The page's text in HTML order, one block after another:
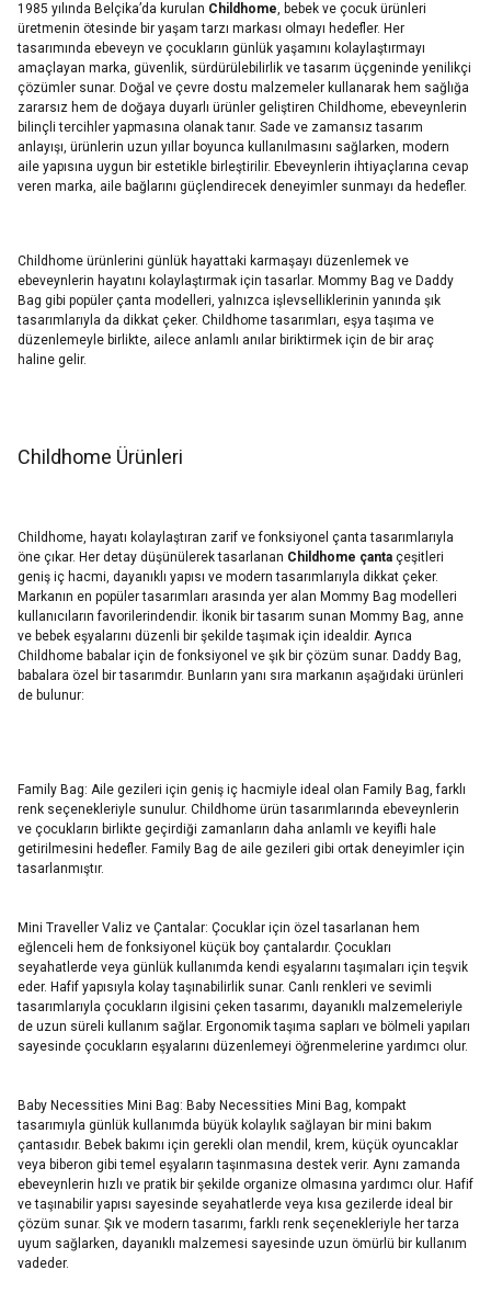
1985 yılında Belçika’da kurulan Childhome, bebek ve çocuk ürünleri
üretmenin ötesinde bir yaşam tarzı markası olmayı hedefler. Her
tasarımında ebeveyn ve çocukların günlük yaşamını kolaylaştırmayı
amaçlayan marka, güvenlik, sürdürülebilirlik ve tasarım üçgeninde yenilikçi
çözümler sunar. Doğal ve çevre dostu malzemeler kullanarak hem sağlığa
zararsız hem de doğaya duyarlı ürünler geliştiren Childhome, ebeveynlerin
bilinçli tercihler yapmasına olanak tanır. Sade ve zamansız tasarım
anlayışı, ürünlerin uzun yıllar boyunca kullanılmasını sağlarken, modern
aile yapısına uygun bir estetikle birleştirilir. Ebeveynlerin ihtiyaçlarına cevap
veren marka, aile bağlarını güçlendirecek deneyimler sunmayı da hedefler.
Childhome ürünlerini günlük hayattaki karmaşayı düzenlemek ve
ebeveynlerin hayatını kolaylaştırmak için tasarlar. Mommy Bag ve Daddy
Bag gibi popüler çanta modelleri, yalnızca işlevselliklerinin yanında şık
tasarımlarıyla da dikkat çeker. Childhome tasarımları, eşya taşıma ve
düzenlemeyle birlikte, ailece anlamlı anılar biriktirmek için de bir araç
haline gelir.
Childhome Ürünleri
Childhome, hayatı kolaylaştıran zarif ve fonksiyonel çanta tasarımlarıyla
öne çıkar. Her detay düşünülerek tasarlanan Childhome çanta çeşitleri
geniş iç hacmi, dayanıklı yapısı ve modern tasarımlarıyla dikkat çeker.
Markanın en popüler tasarımları arasında yer alan Mommy Bag modelleri
kullanıcıların favorilerindendir. İkonik bir tasarım sunan Mommy Bag, anne
ve bebek eşyalarını düzenli bir şekilde taşımak için idealdir. Ayrıca
Childhome babalar için de fonksiyonel ve şık bir çözüm sunar. Daddy Bag,
babalara özel bir tasarımdır. Bunların yanı sıra markanın aşağıdaki ürünleri
de bulunur:
Family Bag: Aile gezileri için geniş iç hacmiyle ideal olan Family Bag, farklı
renk seçenekleriyle sunulur. Childhome ürün tasarımlarında ebeveynlerin
ve çocukların birlikte geçirdiği zamanların daha anlamlı ve keyifli hale
getirilmesini hedefler. Family Bag de aile gezileri gibi ortak deneyimler için
tasarlanmıştır.
Mini Traveller Valiz ve Çantalar: Çocuklar için özel tasarlanan hem
eğlenceli hem de fonksiyonel küçük boy çantalardır. Çocukları
seyahatlerde veya günlük kullanımda kendi eşyalarını taşımaları için teşvik
eder. Hafif yapısıyla kolay taşınabilirlik sunar. Canlı renkleri ve sevimli
tasarımlarıyla çocukların ilgisini çeken tasarımı, dayanıklı malzemeleriyle
de uzun süreli kullanım sağlar. Ergonomik taşıma sapları ve bölmeli yapıları
sayesinde çocukların eşyalarını düzenlemeyi öğrenmelerine yardımcı olur.
Baby Necessities Mini Bag: Baby Necessities Mini Bag, kompakt
tasarımıyla günlük kullanımda büyük kolaylık sağlayan bir mini bakım
çantasıdır. Bebek bakımı için gerekli olan mendil, krem, küçük oyuncaklar
veya biberon gibi temel eşyaların taşınmasına destek verir. Aynı zamanda
ebeveynlerin hızlı ve pratik bir şekilde organize olmasına yardımcı olur. Hafif
ve taşınabilir yapısı sayesinde seyahatlerde veya kısa gezilerde ideal bir
çözüm sunar. Şık ve modern tasarımı, farklı renk seçenekleriyle her tarza
uyum sağlarken, dayanıklı malzemesi sayesinde uzun ömürlü bir kullanım
vadeder.